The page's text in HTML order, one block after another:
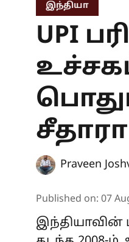
இந்தியா
UPI
Praveen
Published on: 07
இந்தியாவின்